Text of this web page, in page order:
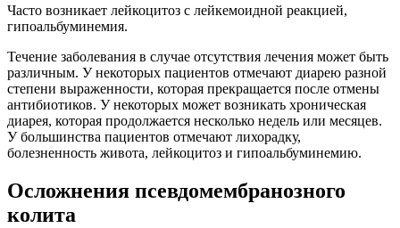
Часто возникает лейкоцитоз с лейкемоидной реакцией,
гипоальбуминемия.
Течение заболевания в случае отсутствия лечения может быть
различным. У некоторых пациентов отмечают диарею разной
степени выраженности, которая прекращается после отмены
антибиотиков. У некоторых может возникать хроническая
диарея, которая продолжается несколько недель или месяцев.
У большинства пациентов отмечают лихорадку,
болезненность живота, лейкоцитоз и гипоальбуминемию.
Осложнения псевдомембранозного
колита